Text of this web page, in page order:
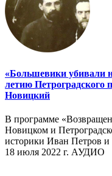
«Большевики убивали
летию
Новицкий
В программе
Новицком и
историки Иван Петров и
18 июля 2022 г. АУДИО